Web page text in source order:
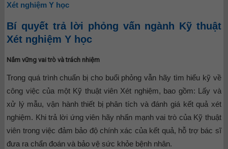
Xét nghiệm Y học
Bí quyết trả lời phỏng vấn ngành Kỹ thuật
Xét nghiệm Y học
Nắm vững vai trò và trách nhiệm
Trong quá trình chuẩn bị cho buổi phỏng vẫn hãy tìm hiểu kỹ về
công việc của một Kỹ thuật viên Xét nghiệm, bao gồm: Lấy và
xử lý mẫu, vận hành thiết bị phân tích và đánh giá kết quả xét
nghiệm. Khi trả lời ứng viên hãy nhấn mạnh vai trò của Kỹ thuật
viên trong việc đảm bảo độ chính xác của kết quả, hỗ trợ bác sĩ
đưa ra chẩn đoán và bảo vệ sức khỏe bệnh nhân.